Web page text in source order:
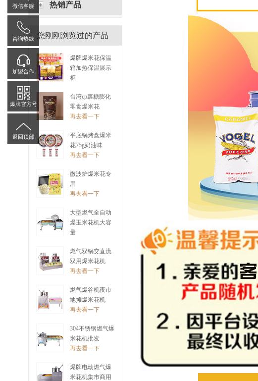
热销产品
您刚刚浏览过的产品
爆牌爆米花保温
箱加热保温展示
柜
台湾cp裹糖膨化
零食爆米花
再去看一下
平底锅烤盘爆米
花75g奶油味
再去看一下
微波炉爆米花专
用
再去看一下
大型燃气全自动
爆玉米花机大容
量
燃气双锅交直流
双用爆米花机
再去看一下
燃气爆谷机夜市
地摊爆米花机
再去看一下
304不锈钢燃气爆
米花机批发
再去看一下
爆牌电动燃气爆
米花机集市商用
微信客服
咨询热线
加盟合作
爆牌官方号
返回顶部